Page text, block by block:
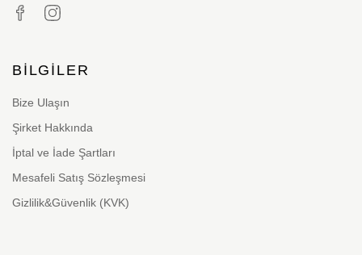
BILGILER
Bize Ulaşın
Şirket Hakkında
İptal ve İade Şartları
Mesafeli Satış Sözleşmesi
Gizlilik&Güvenlik (KVK)